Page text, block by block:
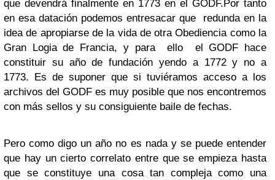
que devendrá finalmente en 1773 en el GODF.Por tanto
en esa datación podemos entresacar que redunda en la
idea de apropiarse de la vida de otra Obediencia como la
Gran Logia de Francia, y para ello el GODF hace
constituir su año de fundación yendo a 1772 y no a
1773. Es de suponer que si tuviéramos acceso a los
archivos del GODF es muy posible que nos encontremos
con más sellos y su consiguiente baile de fechas.
Pero como digo un año no es nada y se puede entender
que hay un cierto correlato entre que se empieza hasta
que se constituye una cosa tan compleja como una